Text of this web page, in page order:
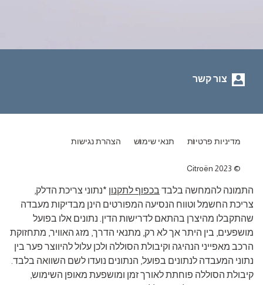
צור קשר
Citroën 2023
מדיניות פרטיות תנאי שימוש הצהרת נגישות
התמונה להמחשה בלבד בכפוף לתקנון *נתוני צריכת הדלק,
צריכת החשמל וטווח הנסיעה המפורטים הינן מבדיקות מעבדה
שהתקבלו מהיצרן בהתאם לדרישות הדין. נתונים אלו בפועל
מושפעים, בין היתר אך לא רק, מתנאי הדרך, מזג האוויר, מתחזוקת
הרכב מאפייני הנהיגה וקיבולת הסוללה ולכן עלול להיווצר פער בין
נתוני המעבדה לנתונים בפועל, הנתונים נועדו לשם השוואה בלבד.
קיבולת הסוללה פוחתת לאורך זמן ומושפעת מאופן השימוש,